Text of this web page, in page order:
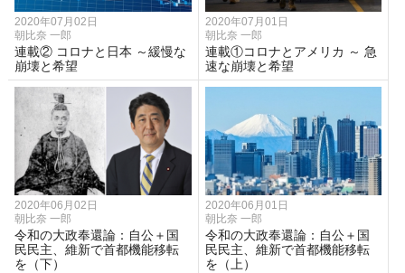
2020年07月02日
朝比奈 一郎
連載② コロナと日本 ～緩慢な
崩壊と希望
2020年07月01日
朝比奈 一郎
連載①コロナとアメリカ ～ 急
速な崩壊と希望
2020年06月02日
朝比奈 一郎
令和の大政奉還論：自公＋国
民民主、維新で首都機能移転
を（下）
2020年06月01日
朝比奈 一郎
令和の大政奉還論：自公＋国
民民主、維新で首都機能移転
を（上）